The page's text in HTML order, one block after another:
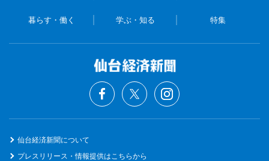
暮らす・働く 学ぶ・知る 特集
仙台経済新聞について
プレスリリース・情報提供はこちらから